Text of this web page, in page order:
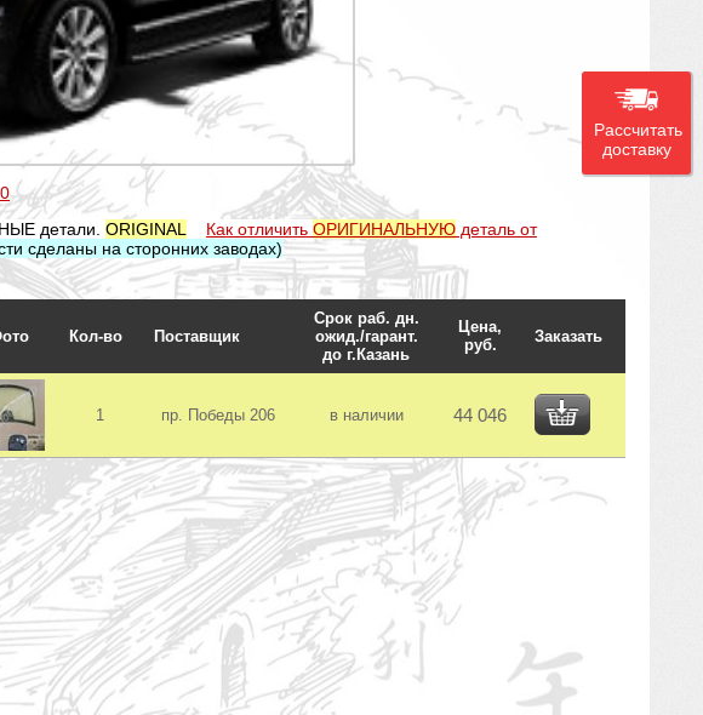
детали. ORIGINAL Как отличить ОРИГИНАЛЬНУЮ деталь от
сделаны на сторонних заводах)
Кол-во Поставщик
Срок раб. дн.
ожид./гарант.
до г.Казань
Цена,
руб.
Заказать
1 пр. Победы 206 в наличии 44 046
Рассчитать
доставку